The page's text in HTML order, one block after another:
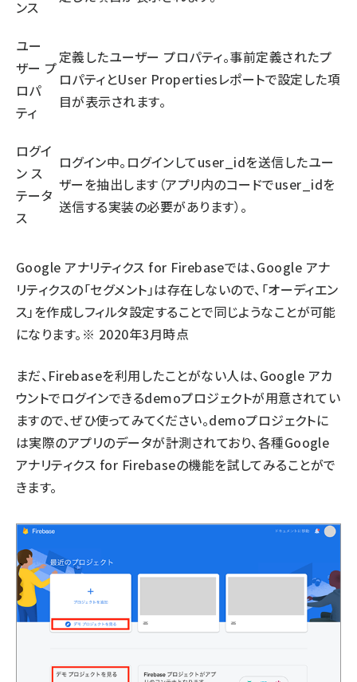
ンス
ユー
ザー プ
ロパ
ティ
定義したユーザー プロパティ。事前定義されたプ
ロパティとUser Propertiesレポートで設定した項
目が表示されます。
ログイ
ン ス
テータ
ス
ログイン中。ログインしてuser_idを送信したユー
ザーを抽出します（アプリ内のコードでuser_idを
送信する実装の必要があります）。
Google アナリティクス for Firebaseでは、Google アナ
リティクスの「セグメント」は存在しないので、「オーディエン
ス」を作成しフィルタ設定することで同じようなことが可能
になります。※ 2020年3月時点
まだ、Firebaseを利用したことがない人は、Google アカ
ウントでログインできるdemoプロジェクトが用意されてい
ますので、ぜひ使ってみてください。demoプロジェクトに
は実際のアプリのデータが計測されており、各種Google
アナリティクス for Firebaseの機能を試してみることがで
きます。